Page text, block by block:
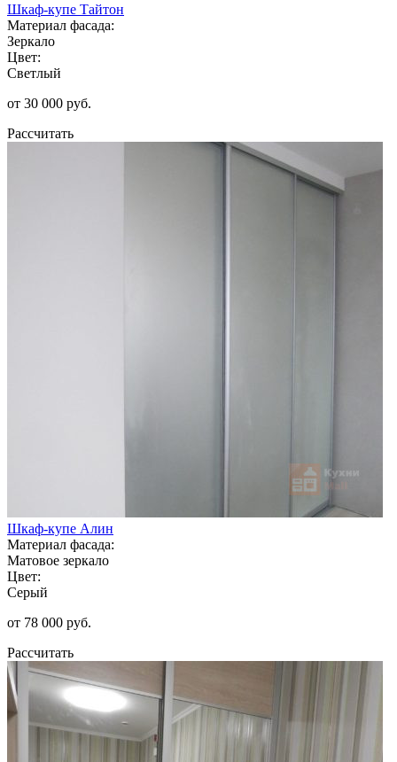
Шкаф-купе Тайтон
Материал фасада:
Зеркало
Цвет:
Светлый
от 30 000 руб.
Рассчитать
Шкаф-купе Алин
Материал фасада:
Матовое зеркало
Цвет:
Серый
от 78 000 руб.
Рассчитать